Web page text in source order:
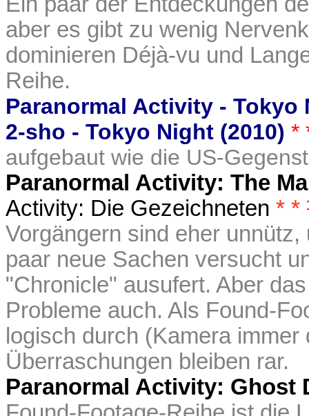
aber es gibt zu wenig
dominieren Déjà-vu und
Reihe.
Paranormal Activity -
2-sho - Tokyo Night (2010) *
aufgebaut wie die US-
Paranormal Activity: The
Activity: Die Gezeichneten * *
Vorgängern sind eher
paar neue Sachen versucht
"Chronicle" ausufert. Aber
Probleme auch. Als Found-
logisch durch (Kamera
Überraschungen bleiben rar.
Paranormal Activity: Ghost